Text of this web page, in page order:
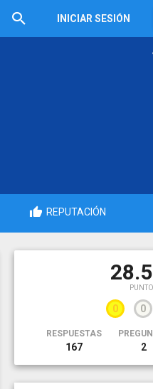
INICIAR SESIÓN
REPUTACIÓN
0 0
RESPUESTAS
167 2